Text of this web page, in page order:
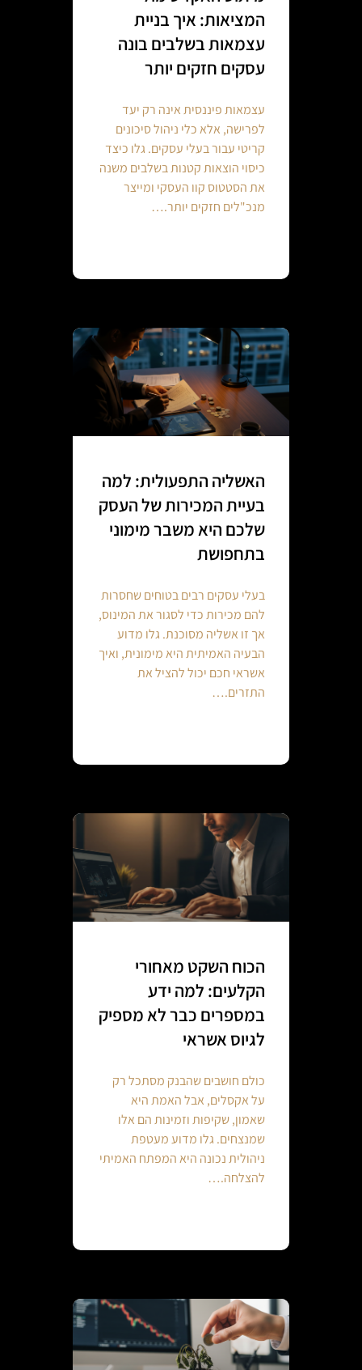
המציאות: איך בניית
עצמאות בשלבים בונה
עסקים חזקים יותר
עצמאות פיננסית אינה רק יעד
לפרישה, אלא כלי ניהול סיכונים
קריטי עבור בעלי עסקים. גלו כיצד
כיסוי הוצאות קטנות בשלבים משנה
את הסטטוס קוו העסקי ומייצר
מנכ"לים חזקים יותר.…
האשליה התפעולית: למה
בעיית המכירות של העסק
שלכם היא משבר מימוני
בתחפושת
בעלי עסקים רבים בטוחים שחסרות
להם מכירות כדי לסגור את המינוס,
אך זו אשליה מסוכנת. גלו מדוע
הבעיה האמיתית היא מימונית, ואיך
אשראי חכם יכול להציל את
התזרים.…
הכוח השקט מאחורי
הקלעים: למה ידע
במספרים כבר לא מספיק
לגיוס אשראי
כולם חושבים שהבנק מסתכל רק
על אקסלים, אבל האמת היא
שאמון, שקיפות וזמינות הם אלו
שמנצחים. גלו מדוע מעטפת
ניהולית נכונה היא המפתח האמיתי
להצלחה.…